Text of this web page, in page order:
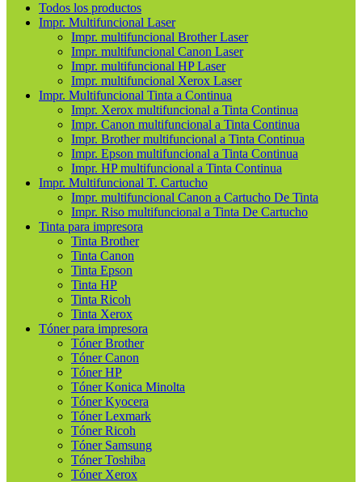
Todos los productos
Impr. Multifuncional Laser
Impr. multifuncional Brother Laser
Impr. multifuncional Canon Laser
Impr. multifuncional HP Laser
Impr. multifuncional Xerox Laser
Impr. Multifuncional Tinta a Continua
Impr. Xerox multifuncional a Tinta Continua
Impr. Canon multifuncional a Tinta Continua
Impr. Brother multifuncional a Tinta Continua
Impr. Epson multifuncional a Tinta Continua
Impr. HP multifuncional a Tinta Continua
Impr. Multifuncional T. Cartucho
Impr. multifuncional Canon a Cartucho De Tinta
Impr. Riso multifuncional a Tinta De Cartucho
Tinta para impresora
Tinta Brother
Tinta Canon
Tinta Epson
Tinta HP
Tinta Ricoh
Tinta Xerox
Tóner para impresora
Tóner Brother
Tóner Canon
Tóner HP
Tóner Konica Minolta
Tóner Kyocera
Tóner Lexmark
Tóner Ricoh
Tóner Samsung
Tóner Toshiba
Tóner Xerox